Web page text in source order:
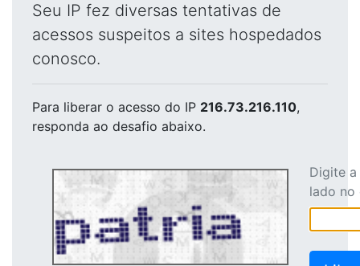
Seu IP fez diversas tentativas de
acessos suspeitos a sites hospedados
conosco.
Para liberar o acesso do IP 216.73.216.110,
responda ao desafio abaixo.
Digite
lado no